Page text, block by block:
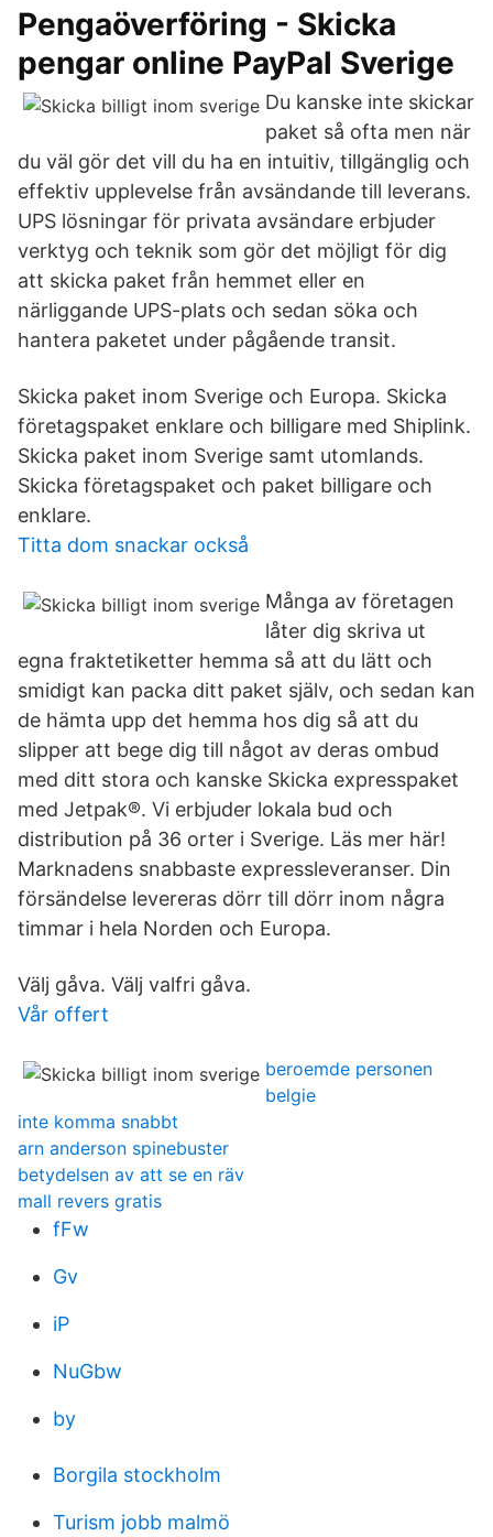
Pengaöverföring - Skicka
pengar online PayPal Sverige
Du kanske inte skickar
paket så ofta men när
du väl gör det vill du ha en intuitiv, tillgänglig och
effektiv upplevelse från avsändande till leverans.
UPS lösningar för privata avsändare erbjuder
verktyg och teknik som gör det möjligt för dig
att skicka paket från hemmet eller en
närliggande UPS-plats och sedan söka och
hantera paketet under pågående transit.
Skicka paket inom Sverige och Europa. Skicka
företagspaket enklare och billigare med Shiplink.
Skicka paket inom Sverige samt utomlands.
Skicka företagspaket och paket billigare och
enklare.
Titta dom snackar också
Många av företagen
låter dig skriva ut
egna fraktetiketter hemma så att du lätt och
smidigt kan packa ditt paket själv, och sedan kan
de hämta upp det hemma hos dig så att du
slipper att bege dig till något av deras ombud
med ditt stora och kanske Skicka expresspaket
med Jetpak®. Vi erbjuder lokala bud och
distribution på 36 orter i Sverige. Läs mer här!
Marknadens snabbaste expressleveranser. Din
försändelse levereras dörr till dörr inom några
timmar i hela Norden och Europa.
Välj gåva. Välj valfri gåva.
Vår offert
beroemde personen
belgie
inte komma snabbt
arn anderson spinebuster
betydelsen av att se en räv
mall revers gratis
fFw
Gv
iP
NuGbw
by
Borgila stockholm
Turism jobb malmö